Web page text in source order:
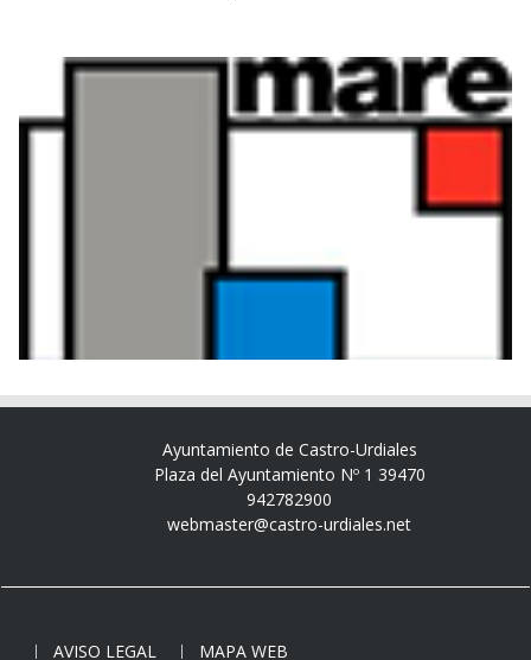
Ayuntamiento de Castro-Urdiales
Plaza del Ayuntamiento Nº 1 39470
942782900
webmaster@castro-urdiales.net
AVISO LEGAL MAPA WEB